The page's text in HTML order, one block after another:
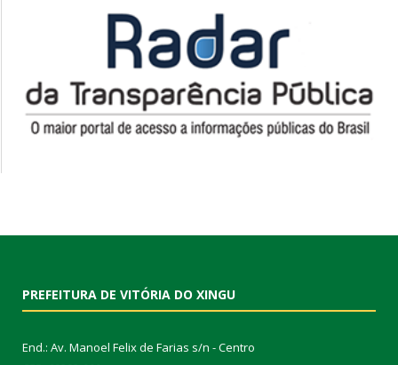
PREFEITURA DE VITÓRIA DO XINGU
End.: Av. Manoel Felix de Farias s/n - Centro